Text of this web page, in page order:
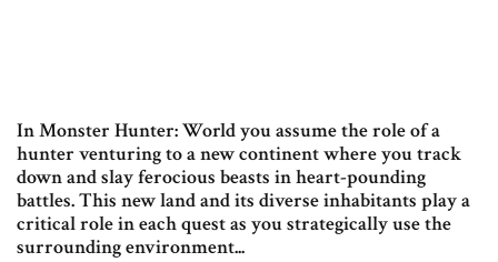
In Monster Hunter: World you assume the role of a
hunter venturing to a new continent where you track
down and slay ferocious beasts in heart-pounding
battles. This new land and its diverse inhabitants play a
critical role in each quest as you strategically use the
surrounding environment...